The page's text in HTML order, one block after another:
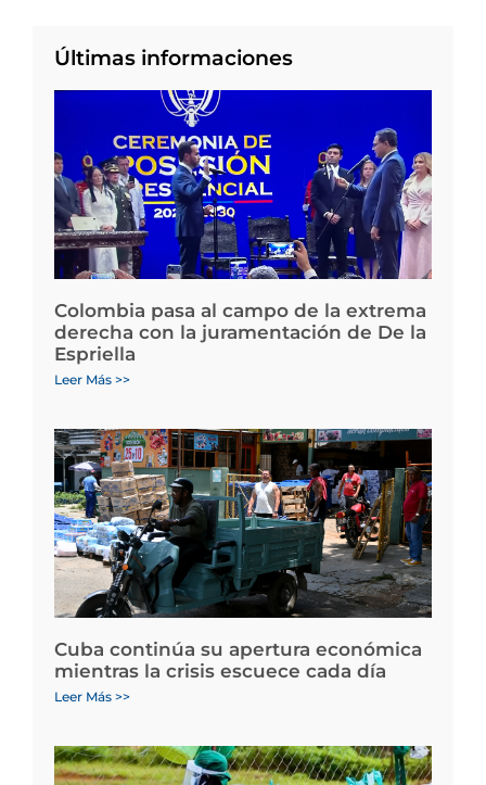
Últimas informaciones
Colombia pasa al campo de la extrema
derecha con la juramentación de De la
Espriella
Leer Más >>
Cuba continúa su apertura económica
mientras la crisis escuece cada día
Leer Más >>